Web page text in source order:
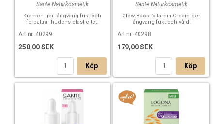
Sante Naturkosmetik
Krämen ger långvarig fukt och
förbättrar hudens elasticitet.
Art nr. 40299
250,00 SEK
Köp
Sante Naturkosmetik
Glow Boost Vitamin Cream ger
långvarig fukt och vård.
Art nr. 40298
179,00 SEK
Köp